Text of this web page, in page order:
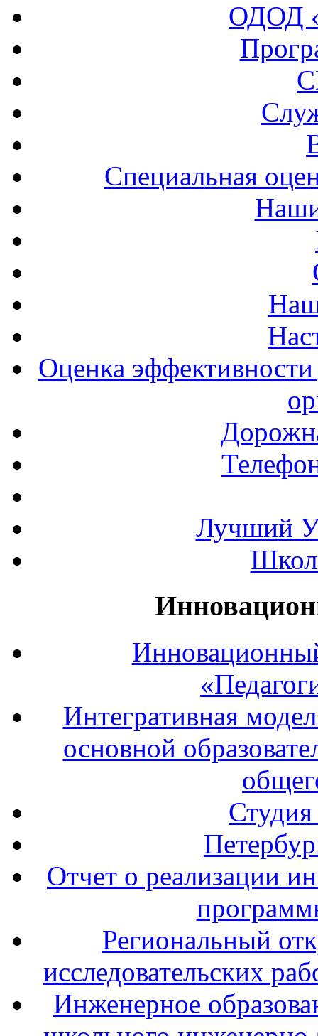
ОДОД
Специальная
Оценка эффективности
Лучший
Интегративная
основной
Отчет о реализации
Региональный
исследовательских
Инженерное